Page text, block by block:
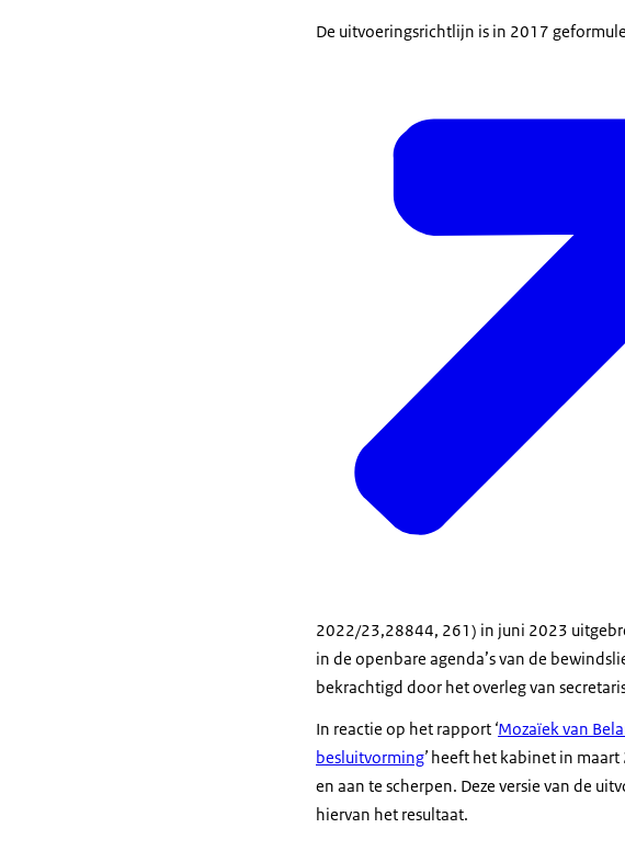
De uitvoeringsrichtlijn is in 2017
2022/23,28844, 261) in juni 2023
in de openbare agenda’s van de
bekrachtigd door het overleg van
In reactie op het rapport ‘Mozaïek van
besluitvorming’ heeft het kabinet in
en aan te scherpen. Deze versie van de
hiervan het resultaat.